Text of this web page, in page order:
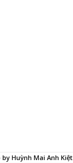
by Huỳnh Mai Anh Kiệt